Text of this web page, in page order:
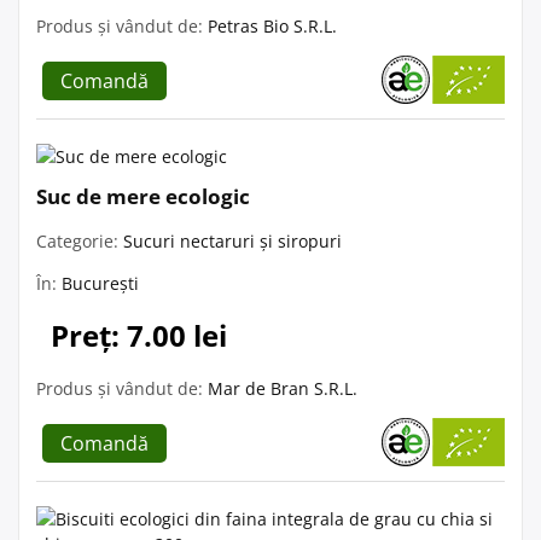
Produs și vândut de: Petras Bio S.R.L.
Comandă
Suc de mere ecologic
Categorie: Sucuri nectaruri și siropuri
În: București
Preț: 7.00 lei
Produs și vândut de: Mar de Bran S.R.L.
Comandă